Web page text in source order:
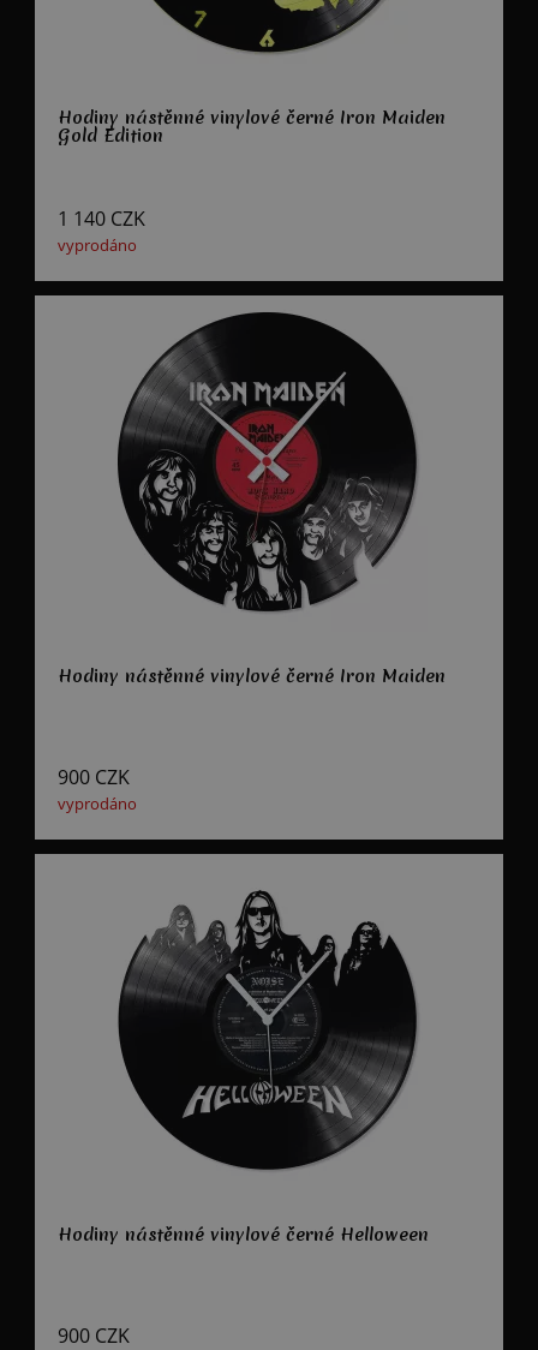
Hodiny nástěnné vinylové černé Iron Maiden
Gold Edition
vyprodáno
1 140 CZK
Hodiny nástěnné vinylové černé Iron Maiden
vyprodáno
900 CZK
Hodiny nástěnné vinylové černé Helloween
900 CZK